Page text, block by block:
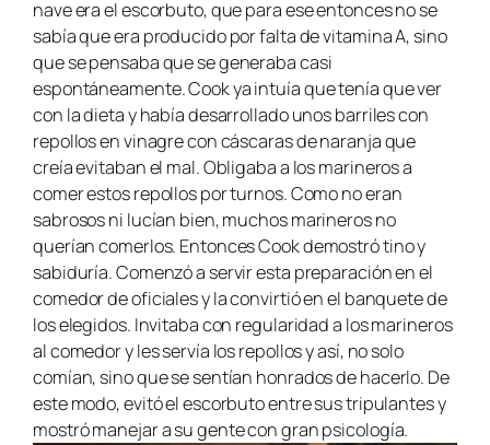
nave era el escorbuto, que para ese entonces no se
sabía que era producido por falta de vitamina A, sino
que se pensaba que se generaba casi
espontáneamente. Cook ya intuía que tenía que ver
con la dieta y había desarrollado unos barriles con
repollos en vinagre con cáscaras de naranja que
creía evitaban el mal. Obligaba a los marineros a
comer estos repollos por turnos. Como no eran
sabrosos ni lucían bien, muchos marineros no
querían comerlos. Entonces Cook demostró tino y
sabiduría. Comenzó a servir esta preparación en el
comedor de oficiales y la convirtió en el banquete de
los elegidos. Invitaba con regularidad a los marineros
al comedor y les servía los repollos y así, no solo
comían, sino que se sentían honrados de hacerlo. De
este modo, evitó el escorbuto entre sus tripulantes y
mostró manejar a su gente con gran psicología.